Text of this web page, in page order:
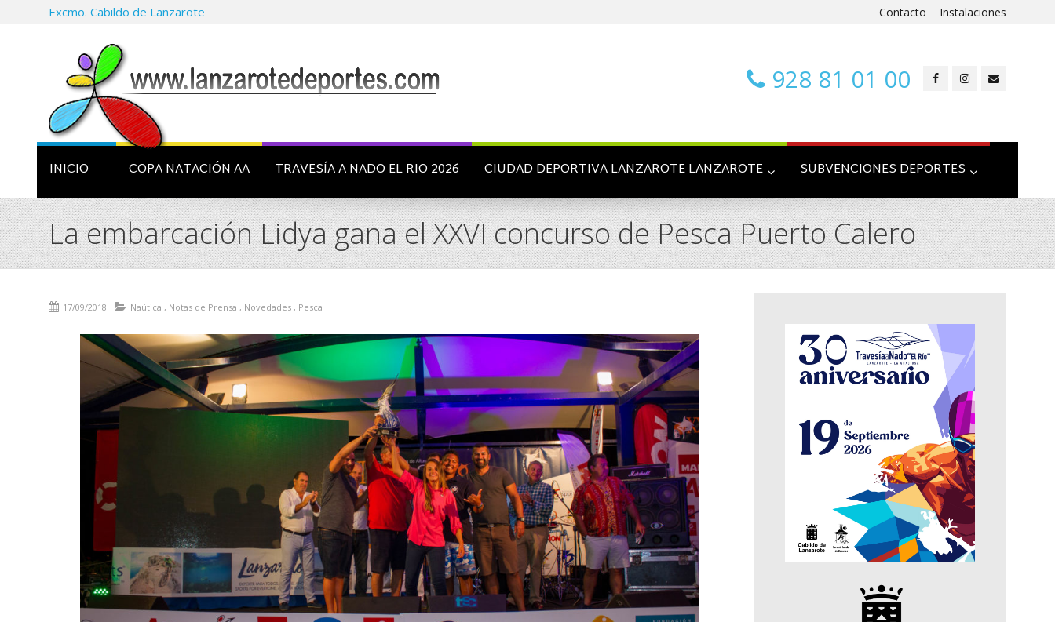
Excmo. Cabildo de Lanzarote Contacto Instalaciones
928 81 01 00
INICIO COPA NATACIÓN AA TRAVESÍA A NADO EL RIO 2026 CIUDAD DEPORTIVA LANZAROTE LANZAROTE SUBVENCIONES DEPORTES
La embarcación Lidya gana el XXVI concurso de Pesca Puerto Calero
17/09/2018 Naútica , Notas de Prensa , Novedades , Pesca